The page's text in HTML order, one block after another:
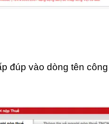
đúp vào dòng tên